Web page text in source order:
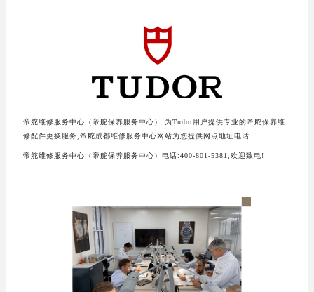
帝舵维修服务中心（帝舵保养服务中心）:为Tudor用户提供专业的帝舵保养维
修配件更换服务,帝舵成都维修服务中心网站为您提供网点地址电话
帝舵维修服务中心（帝舵保养服务中心）电话:400-801-5381,欢迎致电!